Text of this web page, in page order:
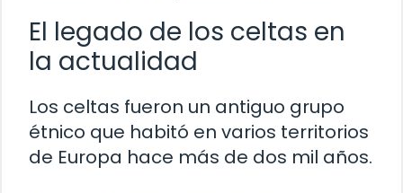
El legado de los celtas en
la actualidad
Los celtas fueron un antiguo grupo
étnico que habitó en varios territorios
de Europa hace más de dos mil años.